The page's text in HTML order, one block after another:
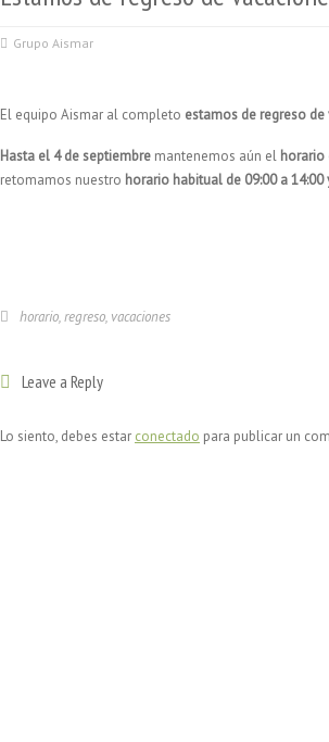
Grupo Aismar
El equipo Aismar al completo estamos de regreso de
Hasta el 4 de septiembre mantenemos aún el horario
retomamos nuestro horario habitual de 09:00 a 14:00
horario,regreso, vacaciones
Leave a Reply
Lo siento, debes estar conectado para publicar un